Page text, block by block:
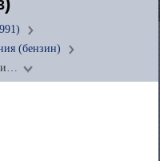
(бензин)